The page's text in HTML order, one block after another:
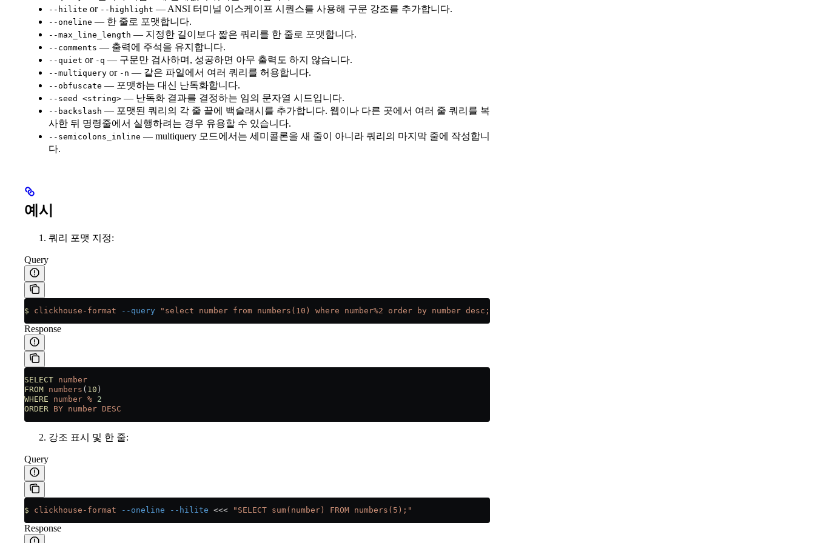
--hilite or --highlight — ANSI 터미널 이스케이프 시퀀스를 사용해 구문 강조를 추가합니다.
--oneline — 한 줄로 포맷합니다.
--max_line_length — 지정한 길이보다 짧은 쿼리를 한 줄로 포맷합니다.
--comments — 출력에 주석을 유지합니다.
--quiet or -q — 구문만 검사하며, 성공하면 아무 출력도 하지 않습니다.
--multiquery or -n — 같은 파일에서 여러 쿼리를 허용합니다.
--obfuscate — 포맷하는 대신 난독화합니다.
--seed <string> — 난독화 결과를 결정하는 임의 문자열 시드입니다.
--backslash — 포맷된 쿼리의 각 줄 끝에 백슬래시를 추가합니다. 웹이나 다른 곳에서 여러 줄 쿼리를 복
사한 뒤 명령줄에서 실행하려는 경우 유용할 수 있습니다.
--semicolons_inline — multiquery 모드에서는 세미콜론을 새 줄이 아니라 쿼리의 마지막 줄에 작성합니
다.
예시
쿼리 포맷 지정:
Query
$ clickhouse-format --query "select number from numbers(10) where number%2 order by number desc;"
Response
SELECT number
FROM numbers ( 10 )
WHERE number % 2
ORDER BY number DESC
강조 표시 및 한 줄:
Query
$ clickhouse-format --oneline --hilite <<< "SELECT sum(number) FROM numbers(5);"
Response